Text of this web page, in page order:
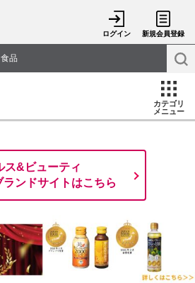
ログイン 新規会員登録
食品
カテゴリ
メニュー
ス&ビューティ
ンドサイトはこちら